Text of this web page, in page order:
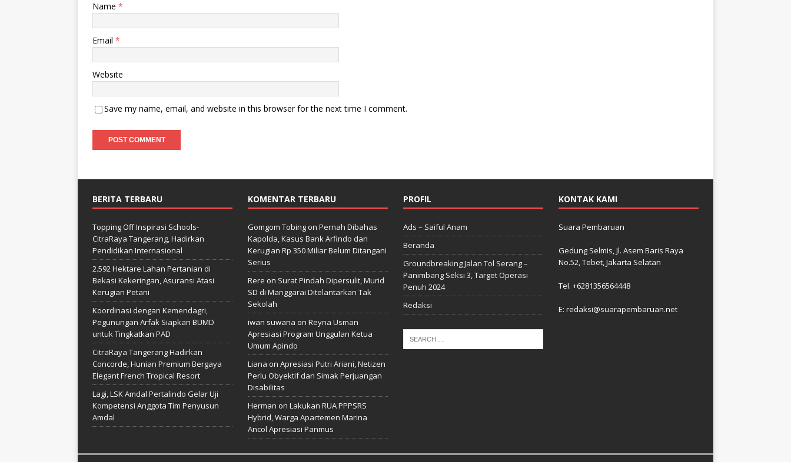
Name *
Email *
Website
Save my name, email, and website in this browser for the next time I comment.
BERITA TERBARU
Topping Off Inspirasi Schools-
CitraRaya Tangerang, Hadirkan
Pendidikan Internasional
2.592 Hektare Lahan Pertanian di
Bekasi Kekeringan, Asuransi Atasi
Kerugian Petani
Koordinasi dengan Kemendagri,
Pegunungan Arfak Siapkan BUMD
untuk Tingkatkan PAD
CitraRaya Tangerang Hadirkan
Concorde, Hunian Premium Bergaya
Elegant French Tropical Resort
Lagi, LSK Amdal Pertalindo Gelar Uji
Kompetensi Anggota Tim Penyusun
Amdal
KOMENTAR TERBARU
Gomgom Tobingon Pernah Dibahas
Kapolda, Kasus Bank Arfindo dan
Kerugian Rp 350 Miliar Belum Ditangani
Serius
Rere on Surat Pindah Dipersulit, Murid
SD di Manggarai Ditelantarkan Tak
Sekolah
iwan suwana on Reyna Usman
Apresiasi Program Unggulan Ketua
Umum Apindo
Liana on Apresiasi Putri Ariani, Netizen
Perlu Obyektif dan Simak Perjuangan
Disabilitas
Herman on Lakukan RUA PPPSRS
Hybrid, Warga Apartemen Marina
Ancol Apresiasi Panmus
PROFIL
Ads – Saiful Anam
Beranda
Groundbreaking Jalan Tol Serang –
Panimbang Seksi 3, Target Operasi
Penuh 2024
Redaksi
KONTAK KAMI
Suara Pembaruan
Gedung Selmis, Jl. Asem Baris Raya
No.52, Tebet, Jakarta Selatan
Tel. +6281356564448
E: redaksi@suarapembaruan.net